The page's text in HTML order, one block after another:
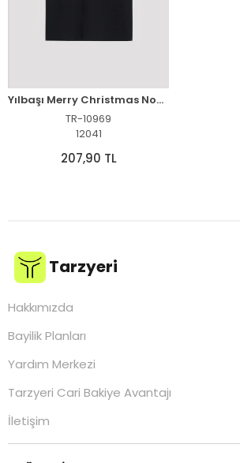
Yılbaşı Merry Christmas Noel Baba Baskılı Oversize Bisiklet Yaka T-shirt - Siyah
TR-10969
12041
207,90 TL
Tarzyeri
Hakkımızda
Bayilik Planları
Yardım Merkezi
Tarzyeri Cari Bakiye Avantajı
İletişim